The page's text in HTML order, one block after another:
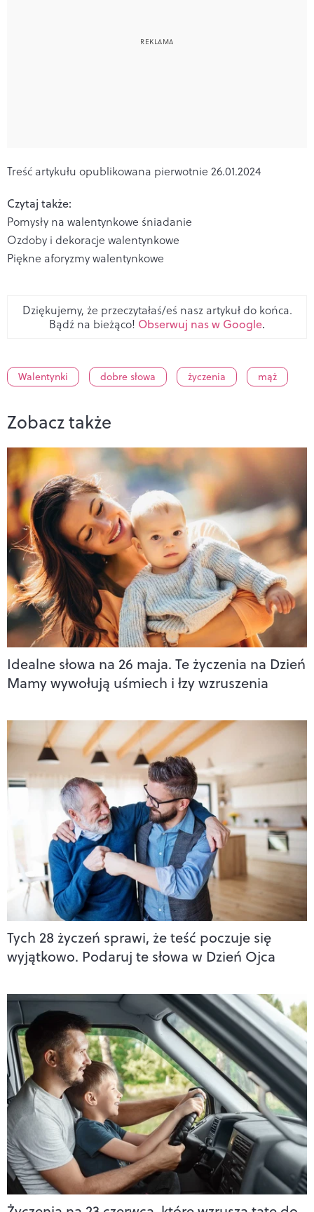
Treść artykułu opublikowana pierwotnie 26.01.2024
Czytaj także:
Pomysły na walentynkowe śniadanie
Ozdoby i dekoracje walentynkowe
Piękne aforyzmy walentynkowe
Dziękujemy, że przeczytałaś/eś nasz artykuł do końca.
Bądź na bieżąco! Obserwuj nas w Google.
Walentynki dobre słowa życzenia mąż
Zobacz także
Idealne słowa na 26 maja. Te życzenia na Dzień
Mamy wywołują uśmiech i łzy wzruszenia
Tych 28 życzeń sprawi, że teść poczuje się
wyjątkowo. Podaruj te słowa w Dzień Ojca